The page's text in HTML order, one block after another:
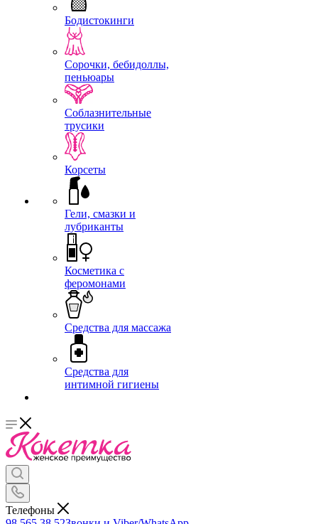
Бодистокинги
Сорочки, бебидоллы,
пеньюары
Соблазнительные
трусики
Корсеты
Гели, смазки и
лубриканты
Косметика с
феромонами
Средства для массажа
Средства для
интимной гигиены
Телефоны